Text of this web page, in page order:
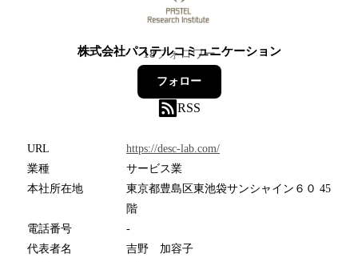
株式会社パステルコミュニケーション
18フォロワー
フォロー
RSS
URL
https://desc-lab.com/
業種
サービス業
本社所在地
東京都豊島区東池袋サンシャイン６０ 45
階
電話番号
-
代表者名
吉野 加容子